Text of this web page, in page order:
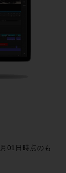
01日時点のも